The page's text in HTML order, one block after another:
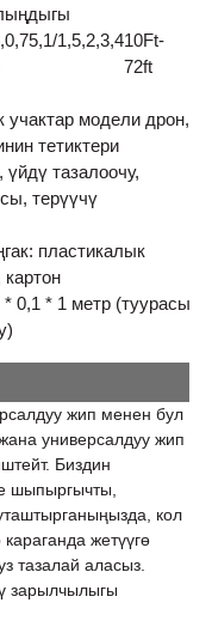
1,5,2,3,410Ft-
72ft
учактар ​​модели дрон,
тетиктери
тазалоочу,
терүүчү
пластикалык
картон
0,1 * 1 метр (туурасы
жип менен бул
универсалдуу жип
Биздин
шыпыргычты,
кол
жетүүгө
тазалай аласыз.
зарылчылыгы